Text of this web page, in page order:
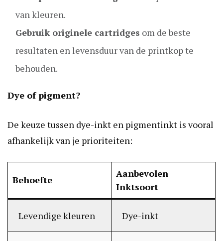
van kleuren.
Gebruik originele cartridges om de beste
resultaten en levensduur van de printkop te
behouden.
Dye of pigment?
De keuze tussen dye-inkt en pigmentinkt is vooral
afhankelijk van je prioriteiten:
Behoefte
Aanbevolen
Inktsoort
Levendige kleuren Dye-inkt